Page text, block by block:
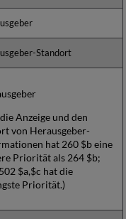
Standort
Anzeige und den
von Herausgeber-
hat 260 $b eine
Priorität als 264 $b;
$a,$c hat die
Priorität.)